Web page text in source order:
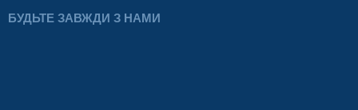
БУДЬТЕ ЗАВЖДИ З НАМИ